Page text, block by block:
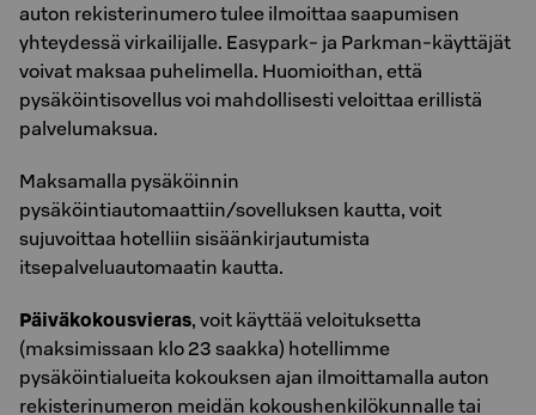
auton rekisterinumero tulee ilmoittaa saapumisen
yhteydessä virkailijalle. Easypark- ja Parkman-käyttäjät
voivat maksaa puhelimella. Huomioithan, että
pysäköintisovellus voi mahdollisesti veloittaa erillistä
palvelumaksua.
Maksamalla pysäköinnin
pysäköintiautomaattiin/sovelluksen kautta, voit
sujuvoittaa hotelliin sisäänkirjautumista
itsepalveluautomaatin kautta.
Päiväkokousvieras, voit käyttää veloituksetta
(maksimissaan klo 23 saakka) hotellimme
pysäköintialueita kokouksen ajan ilmoittamalla auton
rekisterinumeron meidän kokoushenkilökunnalle tai